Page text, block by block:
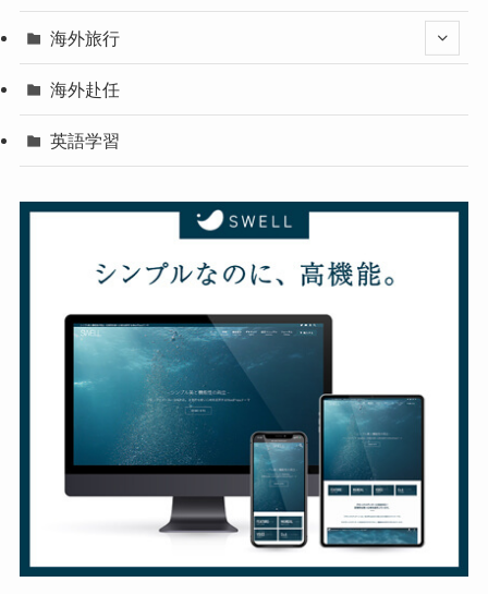
海外旅行
海外赴任
英語学習